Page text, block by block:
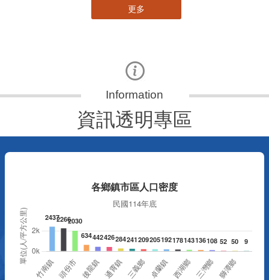
更多
資訊透明專區